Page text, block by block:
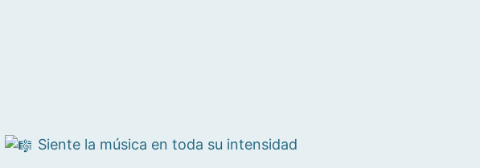
Siente la música en toda su intensidad